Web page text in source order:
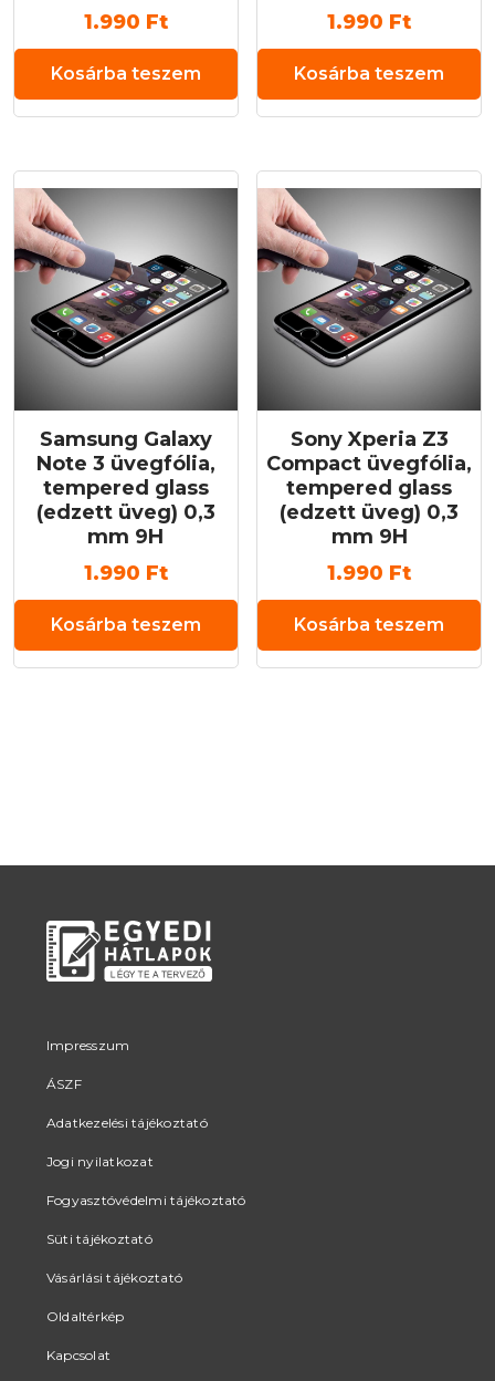
1.990 Ft
Kosárba teszem
1.990 Ft
Kosárba teszem
Samsung Galaxy
Note 3 üvegfólia,
tempered glass
(edzett üveg) 0,3
mm 9H
1.990 Ft
Kosárba teszem
Sony Xperia Z3
Compact üvegfólia,
tempered glass
(edzett üveg) 0,3
mm 9H
1.990 Ft
Kosárba teszem
Impresszum
ÁSZF
Adatkezelési tájékoztató
Jogi nyilatkozat
Fogyasztóvédelmi tájékoztató
Süti tájékoztató
Vásárlási tájékoztató
Oldaltérkép
Kapcsolat